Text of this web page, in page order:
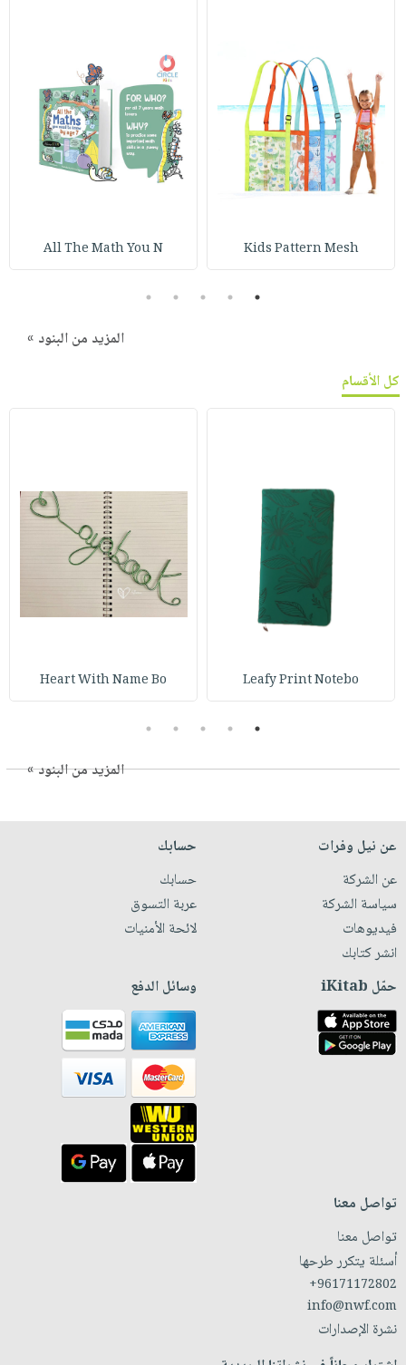
Kids Pattern Mesh
All The Math You N
1
2
3
4
5
المزيد من البنود »
كل الأقسام
Leafy Print Notebo
Heart With Name Bo
1
2
3
4
5
المزيد من البنود »
عن نيل وفرات
عن الشركة
سياسة الشركة
فيديوهات
انشر كتابك
حسابك
حسابك
عربة التسوق
لائحة الأمنيات
حمّل iKitab وسائل الدفع
تواصل معنا
تواصل معنا
أسئلة يتكرر طرحها
+96171172802
info@nwf.com
نشرة الإصدارات